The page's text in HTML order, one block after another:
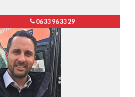
06 33 96 33 29